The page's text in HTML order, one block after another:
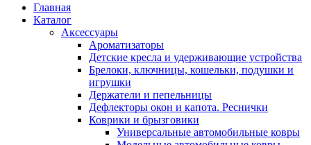
Главная
Каталог
Аксессуары
Ароматизаторы
Детские кресла и удерживающие устройства
Брелоки, ключницы, кошельки, подушки и
игрушки
Держатели и пепельницы
Дефлекторы окон и капота. Реснички
Коврики и брызговики
Универсальные автомобильные ковры